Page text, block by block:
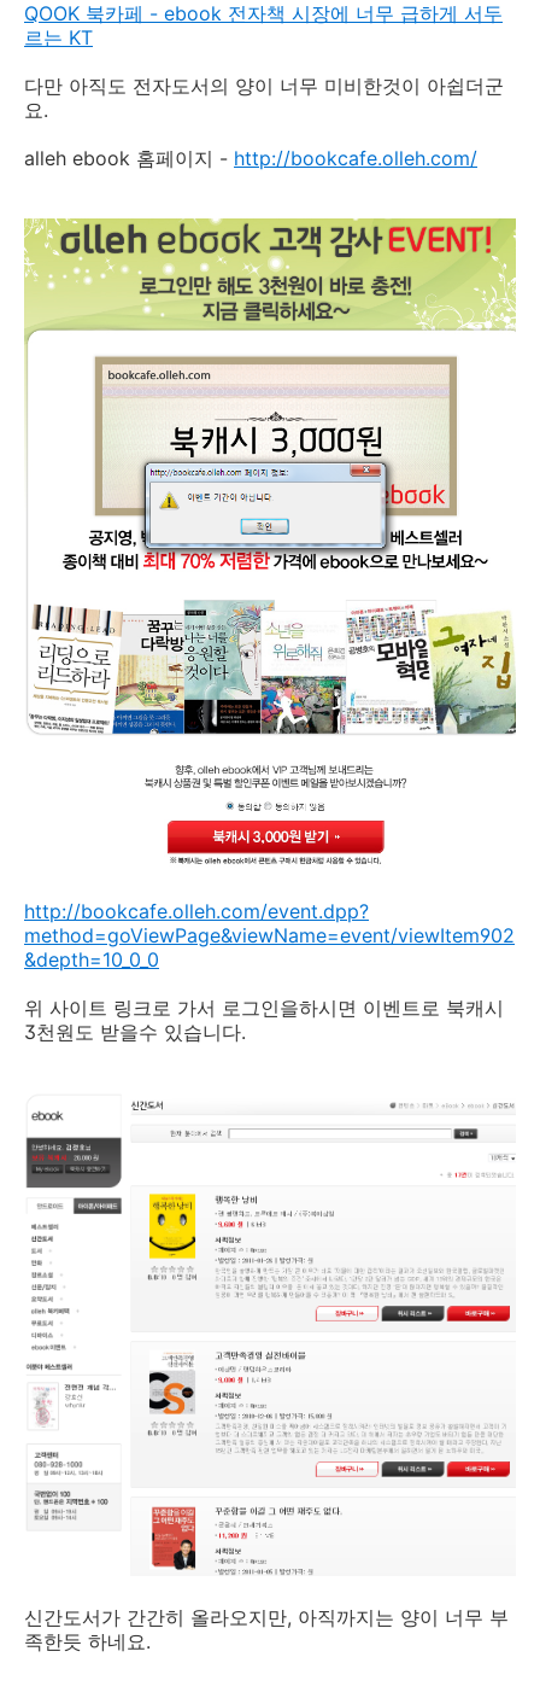
QOOK 북카페 - ebook 전자책 시장에 너무 급하게 서두
르는 KT
다만 아직도 전자도서의 양이 너무 미비한것이 아쉽더군
요.
alleh ebook 홈페이지 - http://bookcafe.olleh.com/
http://bookcafe.olleh.com/event.dpp?
method=goViewPage&viewName=event/viewItem902
&depth=10_0_0
위 사이트 링크로 가서 로그인을하시면 이벤트로 북캐시
3천원도 받을수 있습니다.
신간도서가 간간히 올라오지만, 아직까지는 양이 너무 부
족한듯 하네요.